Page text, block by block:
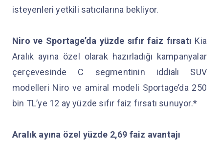
isteyenleri yetkili satıcılarına bekliyor.
Niro ve Sportage’da yüzde sıfır faiz fırsatı Kia
Aralık ayına özel olarak hazırladığı kampanyalar
çerçevesinde C segmentinin iddialı SUV
modelleri Niro ve amiral modeli Sportage’da 250
bin TL’ye 12 ay yüzde sıfır faiz fırsatı sunuyor.*
Aralık ayına özel yüzde 2,69 faiz avantajı